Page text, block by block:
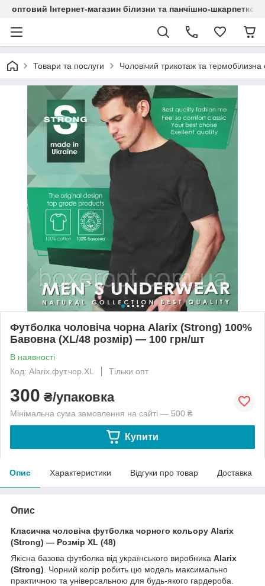
оптовий Інтернет-магазин білизни та панчішно-
Товари та послуги Чоловічий трикотаж та
Футболка чоловіча чорна Alarix (Strong) 100%
Бавовна (XL/48 розмір) — 100 грн/шт
В наявності
Код: Alarix.фут.чор.XL
Тільки опт
300 ₴/упаковка
Мінімальна сума замовлення на сайті — 500 ₴
Купити
Опис Характеристики Відгуки про товар Доставка
Опис
Класична чоловіча футболка чорного кольору Alarix
(Strong) — Розмір XL (48)
Якісна базова футболка від українського виробника Alarix
(Strong) . Чорний колір робить цю модель максимально
практичною та універсальною для будь-якого гардероба.